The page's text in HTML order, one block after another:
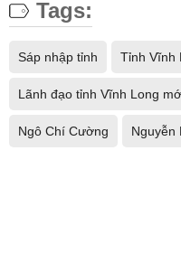
Tags:
Sáp nhập tỉnh Tỉnh Vĩnh
Lãnh đạo tỉnh Vĩnh Long
Ngô Chí Cường Nguyễn